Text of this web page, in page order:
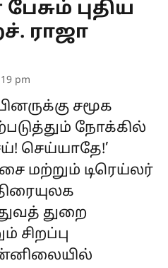
புதிய
ராஜா
pm
சமூக
நோக்கில்
செய்யாதே!’
மற்றும் டிரெய்லர்
துறை
சிறப்பு